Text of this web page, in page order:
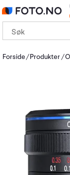
Forside Produkter